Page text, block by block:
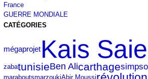
France
GUERRE MONDIALE
CATÉGORIES
mégaprojet Kais
zabatunisieBen Alicarthage
maraboutsmarzoukiAbir Moussi